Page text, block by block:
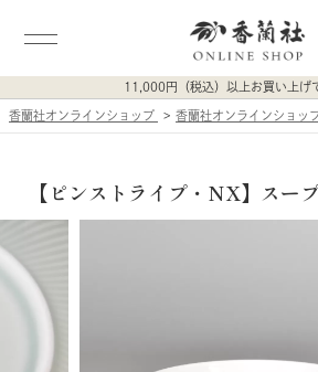
11,000円（税込）以上お買い上げ
香蘭社オンラインショップ 香蘭社オンラインショッ
【ピンストライプ・NX】スー